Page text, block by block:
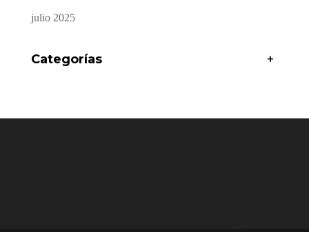
julio 2025
Categorías +